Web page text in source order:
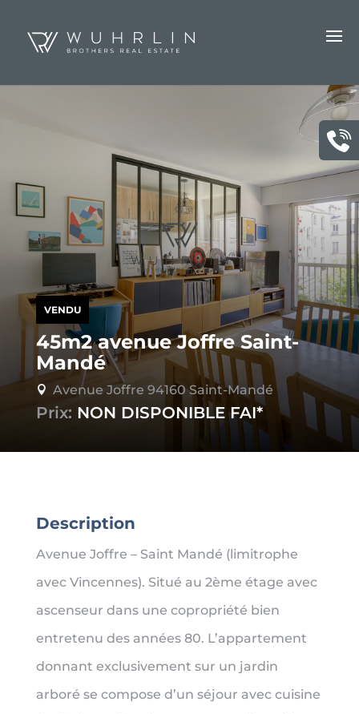
VENDU
45m2 avenue Joffre Saint-
Mandé
 Avenue Joffre 94160 Saint-Mandé
Prix: NON DISPONIBLE
Description
Avenue Joffre – Saint Mandé (limitrophe
avec Vincennes). Situé au 2ème étage avec
ascenseur dans une copropriété bien
entretenu des années 80. L’appartement
donnant exclusivement sur un jardin
arboré se compose d’un séjour avec cuisine